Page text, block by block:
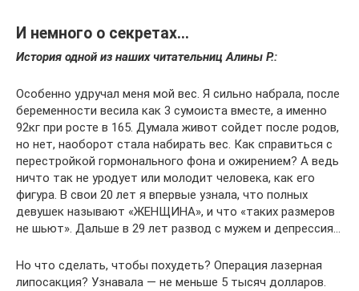
И немного о секретах…
История одной из наших читательниц Алины Р.:
Особенно удручал меня мой вес. Я сильно набрала, после
беременности весила как 3 сумоиста вместе, а именно
92кг при росте в 165. Думала живот сойдет после родов,
но нет, наоборот стала набирать вес. Как справиться с
перестройкой гормонального фона и ожирением? А ведь
ничто так не уродует или молодит человека, как его
фигура. В свои 20 лет я впервые узнала, что полных
девушек называют «ЖЕНЩИНА», и что «таких размеров
не шьют». Дальше в 29 лет развод с мужем и депрессия…
Но что сделать, чтобы похудеть? Операция лазерная
липосакция? Узнавала — не меньше 5 тысяч долларов.